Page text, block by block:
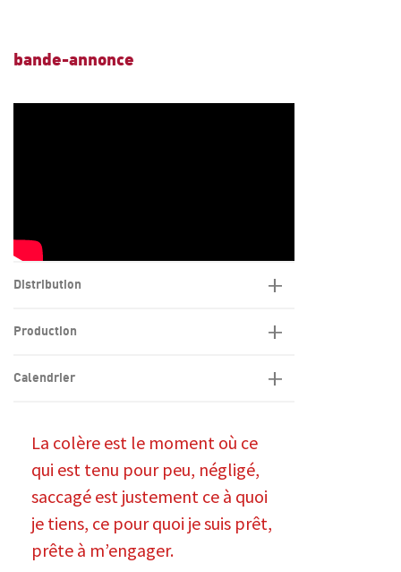
bande-annonce
Distribution
Production
Calendrier
La colère est le moment où ce
qui est tenu pour peu, négligé,
saccagé est justement ce à quoi
je tiens, ce pour quoi je suis prêt,
prête à m’engager.